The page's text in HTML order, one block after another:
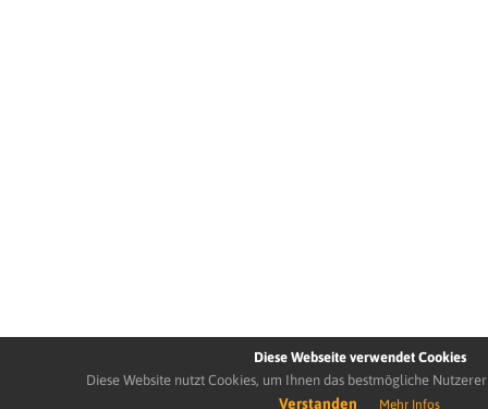
Diese Webseite verwendet Cookies
Diese Website nutzt Cookies, um Ihnen das bestmögliche
Verstanden Mehr Infos